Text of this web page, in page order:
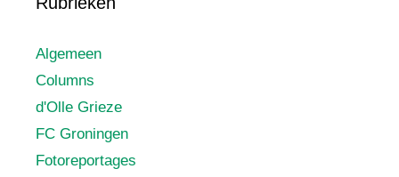
Algemeen
Columns
d'Olle Grieze
FC Groningen
Fotoreportages